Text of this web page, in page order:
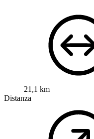
21,1 km
Distanza